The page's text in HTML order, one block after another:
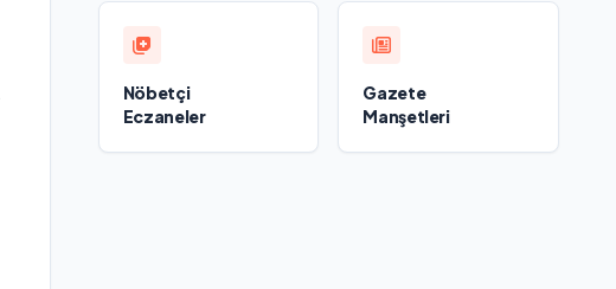
Nöbetçi
Eczaneler
Gazete
Manşetleri